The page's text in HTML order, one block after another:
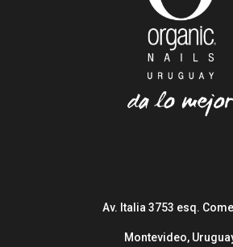
Av. Italia 3753 esq.
Montevideo,